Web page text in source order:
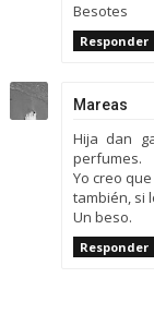
Besotes
Responder
Mareas
Hija dan
perfumes.
Yo creo
también, si
Un beso.
Responder